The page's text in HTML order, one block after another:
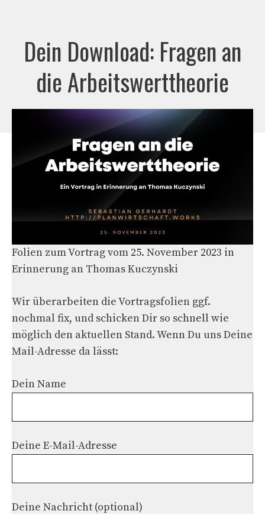
springenDein Download: Fragen an
die Arbeitswerttheorie
Folien zum Vortrag vom 25. November 2023 in
Erinnerung an Thomas Kuczynski
Wir überarbeiten die Vortragsfolien ggf.
nochmal fix, und schicken Dir so schnell wie
möglich den aktuellen Stand. Wenn Du uns Deine
Mail-Adresse da lässt:
Dein Name
Deine E-Mail-Adresse
Deine Nachricht (optional)